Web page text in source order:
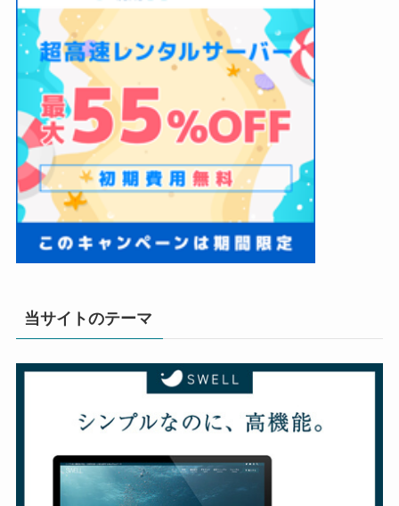
当サイトのテーマ